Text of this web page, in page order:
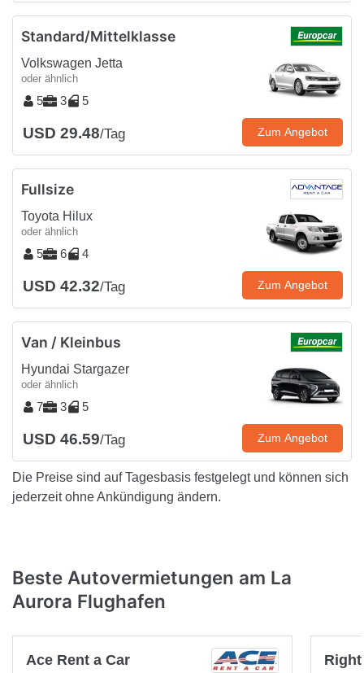
Standard/Mittelklasse
Volkswagen Jetta
oder ähnlich
5 3 5
USD 29.48/Tag Zum Angebot
Fullsize
Toyota Hilux
oder ähnlich
5 6 4
USD 42.32/Tag Zum Angebot
Van / Kleinbus
Hyundai Stargazer
oder ähnlich
7 3 5
USD 46.59/Tag Zum Angebot
Die Preise sind auf Tagesbasis festgelegt und können sich
jederzeit ohne Ankündigung ändern.
Beste Autovermietungen am La
Aurora Flughafen
Ace Rent a Car